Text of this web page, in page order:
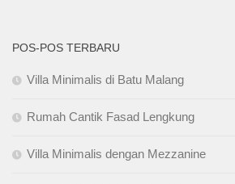
POS-POS TERBARU
Villa Minimalis di Batu Malang
Rumah Cantik Fasad Lengkung
Villa Minimalis dengan Mezzanine